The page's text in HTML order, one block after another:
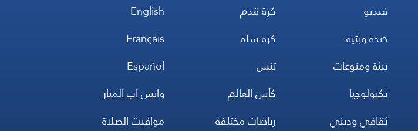
فيديو
صحة وبئية
بيئة ومنوعات
تكنولوجيا
ثقافي وديني
كرة قدم
كرة سلة
تنس
كأس العالم
رياضات مختلفة
English
Français
Español
واتس اب المنار
مواقيت الصلاة